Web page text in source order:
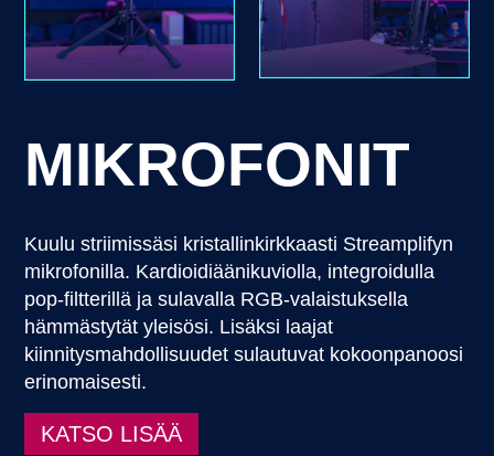
MIKROFONIT
Kuulu striimissäsi kristallinkirkkaasti Streamplifyn
mikrofonilla. Kardioidiäänikuviolla, integroidulla
pop-filtterillä ja sulavalla RGB-valaistuksella
hämmästytät yleisösi. Lisäksi laajat
kiinnitysmahdollisuudet sulautuvat kokoonpanoosi
erinomaisesti.
KATSO LISÄÄ